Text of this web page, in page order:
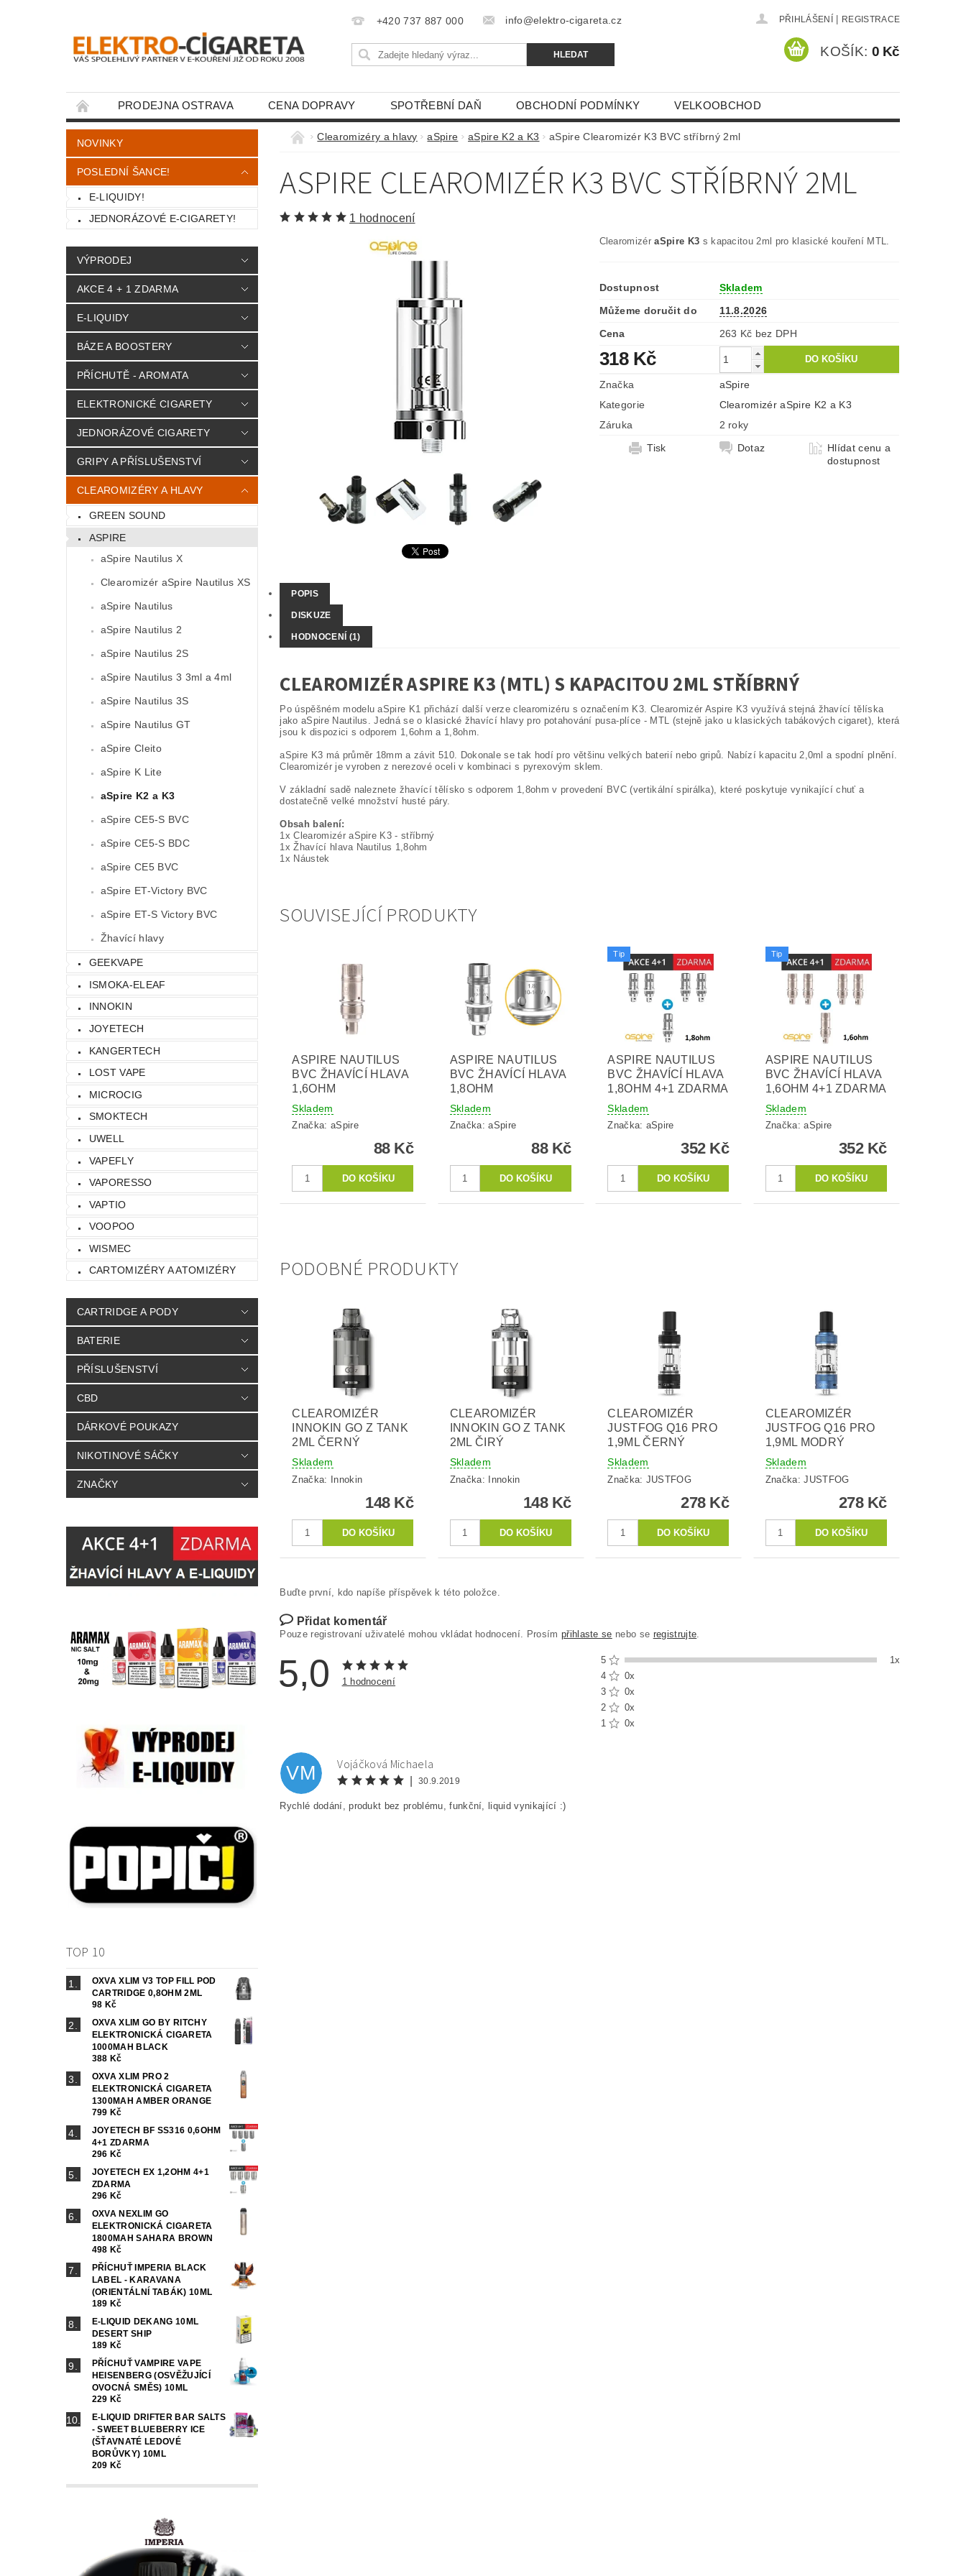
+420 737 887 000 info@elektro-cigareta.cz PŘIHLÁŠENÍ REGISTRACE
KOŠÍK: 0 Kč
PRODEJNA OSTRAVA CENA DOPRAVY SPOTŘEBNÍ DAŇ OBCHODNÍ PODMÍNKY VELKOOBCHOD
KONTAKTY
NOVINKY
POSLEDNÍ ŠANCE!
E-LIQUIDY!
JEDNORÁZOVÉ E-CIGARETY!
VÝPRODEJ
AKCE 4 + 1 ZDARMA
E-LIQUIDY
BÁZE A BOOSTERY
PŘÍCHUTĚ - AROMATA
ELEKTRONICKÉ CIGARETY
JEDNORÁZOVÉ CIGARETY
GRIPY A PŘÍSLUŠENSTVÍ
CLEAROMIZÉRY A HLAVY
GREEN SOUND
ASPIRE
aSpire Nautilus X
Clearomizér aSpire Nautilus XS
aSpire Nautilus
aSpire Nautilus 2
aSpire Nautilus 2S
aSpire Nautilus 3 3ml a 4ml
aSpire Nautilus 3S
aSpire Nautilus GT
aSpire Cleito
aSpire K Lite
aSpire K2 a K3
aSpire CE5-S BVC
aSpire CE5-S BDC
aSpire CE5 BVC
aSpire ET-Victory BVC
aSpire ET-S Victory BVC
Žhavící hlavy
GEEKVAPE
ISMOKA-ELEAF
INNOKIN
JOYETECH
KANGERTECH
LOST VAPE
MICROCIG
SMOKTECH
UWELL
VAPEFLY
VAPORESSO
VAPTIO
VOOPOO
WISMEC
CARTOMIZÉRY A ATOMIZÉRY
CARTRIDGE A PODY
BATERIE
PŘÍSLUŠENSTVÍ
CBD
DÁRKOVÉ POUKAZY
NIKOTINOVÉ SÁČKY
ZNAČKY
TOP 10
OXVA XLIM V3 TOP FILL POD
CARTRIDGE 0,8OHM 2ML
98 Kč
OXVA XLIM GO BY RITCHY
ELEKTRONICKÁ CIGARETA
1000MAH BLACK
388 Kč
OXVA XLIM PRO 2
ELEKTRONICKÁ CIGARETA
1300MAH AMBER ORANGE
799 Kč
JOYETECH BF SS316 0,6OHM
4+1 ZDARMA
296 Kč
JOYETECH EX 1,2OHM 4+1
ZDARMA
296 Kč
OXVA NEXLIM GO
ELEKTRONICKÁ CIGARETA
1800MAH SAHARA BROWN
498 Kč
PŘÍCHUŤ IMPERIA BLACK
LABEL - KARAVANA
(ORIENTÁLNÍ TABÁK) 10ML
189 Kč
E-LIQUID DEKANG 10ML
DESERT SHIP
189 Kč
PŘÍCHUŤ VAMPIRE VAPE
HEISENBERG (OSVĚŽUJÍCÍ
OVOCNÁ SMĚS) 10ML
229 Kč
E-LIQUID DRIFTER BAR SALTS
- SWEET BLUEBERRY ICE
(ŠŤAVNATÉ LEDOVÉ
BORŮVKY) 10ML
209 Kč
Clearomizéry a hlavy aSpire aSpire K2 a K3 aSpire Clearomizér K3 BVC stříbrný 2ml
ASPIRE CLEAROMIZÉR K3 BVC STŘÍBRNÝ 2ML
1 hodnocení
ClearomizéraSpire K3 s kapacitou 2ml pro klasické kouření MTL.
Dostupnost
Skladem
Můžeme doručit do
11.8.2026
Cena
263 Kč bez DPH
318 Kč
Značka
aSpire
Kategorie
Clearomizér aSpire K2 a K3
Záruka
2 roky
Tisk
Dotaz
Hlídat cenu a
dostupnost
POPIS
DISKUZE
HODNOCENÍ (1)
CLEAROMIZÉR ASPIRE K3 (MTL) S KAPACITOU 2ML STŘÍBRNÝ
Po úspěšném modelu aSpire K1 přichází další verze clearomizéru s označením K3. Clearomizér Aspire K3 využívá stejná žhavící tělíska
jako aSpire Nautilus. Jedná se o klasické žhavící hlavy pro potahování pusa-plíce - MTL (stejně jako u klasických tabákových cigaret), která
jsou k dispozici s odporem 1,6ohm a 1,8ohm.
aSpire K3 má průměr 18mm a závit 510. Dokonale se tak hodí pro většinu velkých baterií nebo gripů. Nabízí kapacitu 2,0ml a spodní plnění.
Clearomizér je vyroben z nerezové oceli v kombinaci s pyrexovým sklem.
V základní sadě naleznete žhavící tělísko s odporem 1,8ohm v provedení BVC (vertikální spirálka), které poskytuje vynikající chuť a
dostatečně velké množství husté páry.
Obsah balení:
1x Clearomizér aSpire K3 - stříbrný
1x Žhavící hlava Nautilus 1,8ohm
1x Náustek
SOUVISEJÍCÍ PRODUKTY
ASPIRE NAUTILUS
BVC ŽHAVÍCÍ HLAVA
1,6OHM
Skladem
Značka: aSpire
88 Kč
ASPIRE NAUTILUS
BVC ŽHAVÍCÍ HLAVA
1,8OHM
Skladem
Značka:aSpire
88 Kč
Tip
ASPIRE NAUTILUS
BVC ŽHAVÍCÍ HLAVA
1,8OHM 4+1 ZDARMA
Skladem
Značka: aSpire
352 Kč
Tip
ASPIRE NAUTILUS
BVC ŽHAVÍCÍ HLAVA
1,6OHM 4+1 ZDARMA
Skladem
Značka:aSpire
352 Kč
PODOBNÉ PRODUKTY
CLEAROMIZÉR
INNOKIN GO Z TANK
2ML ČERNÝ
Skladem
Značka: Innokin
148 Kč
CLEAROMIZÉR
INNOKIN GO Z TANK
2ML ČIRÝ
Skladem
Značka: Innokin
148 Kč
CLEAROMIZÉR
JUSTFOG Q16 PRO
1,9ML ČERNÝ
Skladem
Značka: JUSTFOG
278 Kč
CLEAROMIZÉR
JUSTFOG Q16 PRO
1,9ML MODRÝ
Skladem
Značka:JUSTFOG
278 Kč
Buďte první, kdo napíše příspěvek k této položce.
Přidat komentář
Pouze registrovaní uživatelé mohou vkládat hodnocení. Prosím přihlaste se nebo se registrujte
5,0 1 hodnocení
5
1x
4
0x
3
0x
2
0x
1
0x
VM Vojáčková Michaela
30.9.2019
Rychlé dodání, produkt bez problému, funkční, liquid vynikající :)